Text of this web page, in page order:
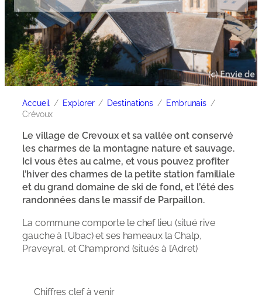
Accueil Explorer Destinations
Embrunais
Crévoux
Le village de Crevoux et sa vallée ont conservé
les charmes de la montagne nature et sauvage.
Ici vous êtes au calme, et vous pouvez profiter
l’hiver des charmes de la petite station familiale
et du grand domaine de ski de fond, et l’été des
randonnées dans le massif de Parpaillon.
La commune comporte le chef lieu (situé rive
gauche à l’Ubac) et ses hameaux la Chalp,
Praveyral, et Champrond (situés à l’Adret)
Chiffres clef à venir